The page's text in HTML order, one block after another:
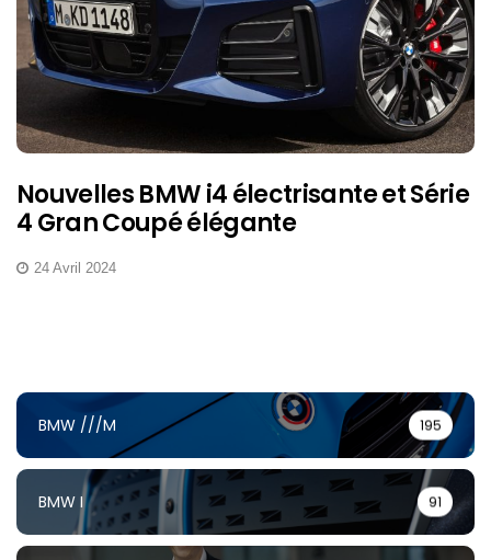
Nouvelles BMW i4 électrisante et Série
4 Gran Coupé élégante
24 Avril 2024
BMW ///M 195
BMW I 91